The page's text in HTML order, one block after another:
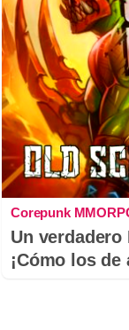
Corepunk
Un verdadero
¡Cómo los